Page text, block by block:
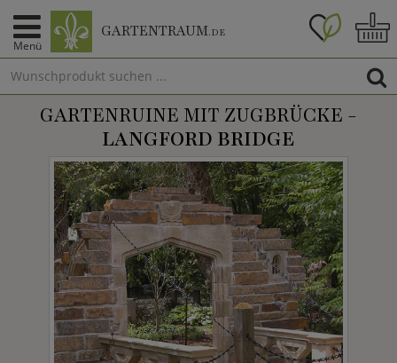
Menü
GARTENTRAUM.DE
GARTENRUINE MIT ZUGBRÜCKE -
LANGFORD BRIDGE